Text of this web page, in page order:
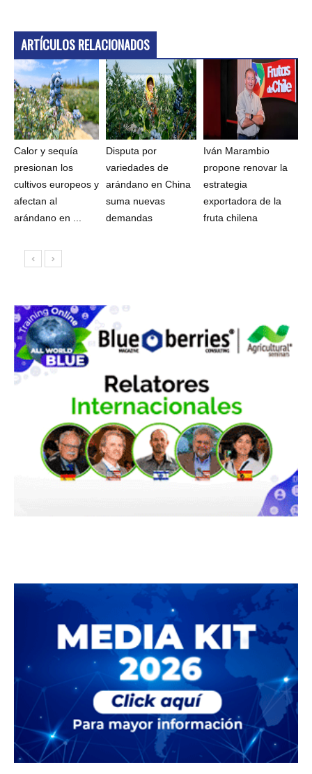
ARTÍCULOS RELACIONADOS
Calor y sequía
presionan los
cultivos europeos y
afectan al
arándano en ...
Disputa por
variedades de
arándano en China
suma nuevas
demandas
Iván Marambio
propone renovar la
estrategia
exportadora de la
fruta chilena